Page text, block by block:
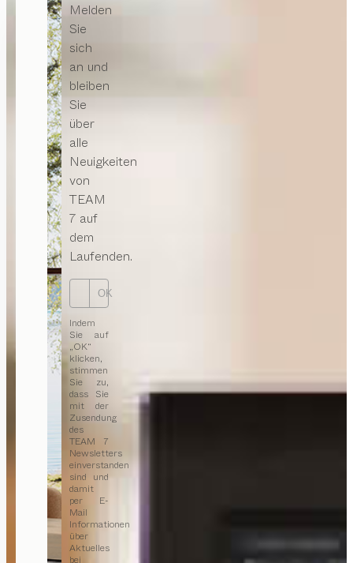
Melden
Sie
sich
an und
bleiben
Sie
über
alle
Neuigkeiten
von
TEAM
7 auf
dem
Laufenden.
OK
Indem
Sie auf
„OK“
klicken,
stimmen
Sie zu,
dass Sie
mit der
Zusendung
des
TEAM 7
Newsletters
einverstanden
sind und
damit
per E-
Mail
Informationen
über
Aktuelles
bei